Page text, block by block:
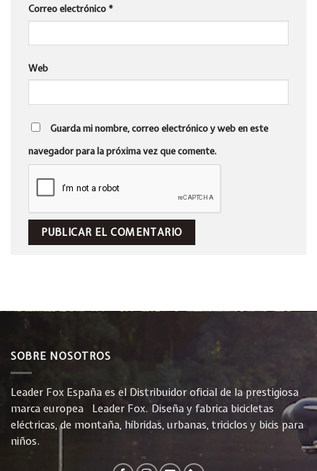
Correo electrónico *
Web
Guarda mi nombre, correo electrónico y web en este
navegador para la próxima vez que comente.
SOBRE NOSOTROS
Leader Fox España es el Distribuidor oficial de la prestigiosa
marca europea Leader Fox. Diseña y fabrica bicicletas
eléctricas, de montaña, híbridas, urbanas, triciclos y bicis para
niños.